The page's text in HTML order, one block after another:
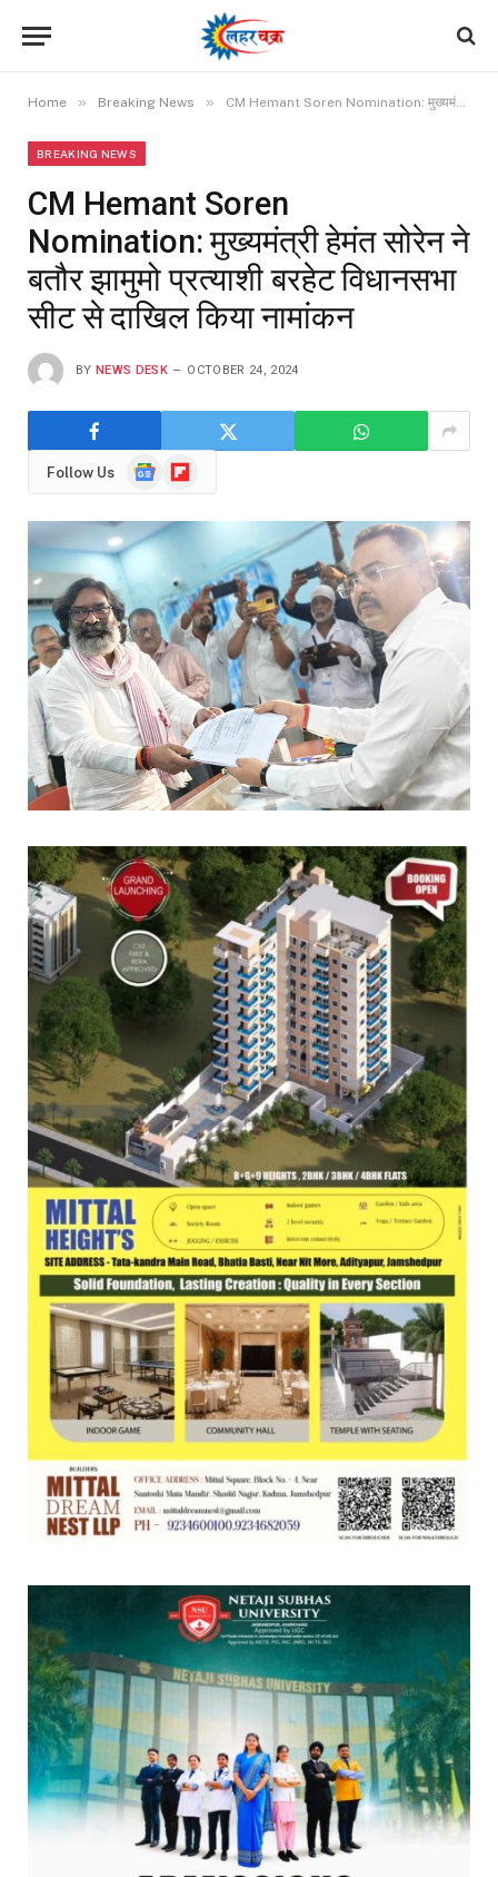
Home » Breaking News » CM Hemant Soren Nomination: मुख्यमंत्री हेमंत सोरेन ने बतौर झामुमो प्रत्याशी बरहेट विधानसभा सीट से दाखिल किया नामांकन
BREAKING NEWS
CM Hemant Soren
Nomination: मुख्यमंत्री हेमंत सोरेन ने
बतौर झामुमो प्रत्याशी बरहेट विधानसभा
सीट से दाखिल किया नामांकन
BY NEWS DESK OCTOBER 24, 2024
Follow Us
GoogleFlipboard